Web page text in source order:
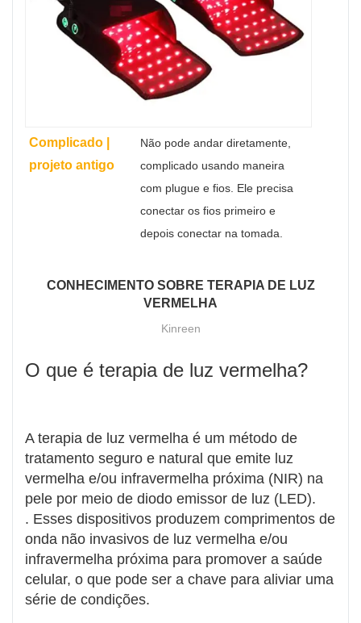
Complicado |
projeto antigo
Não pode andar diretamente,
complicado usando maneira
com plugue e fios. Ele precisa
conectar os fios primeiro e
depois conectar na tomada.
CONHECIMENTO SOBRE TERAPIA DE LUZ
VERMELHA
Kinreen
O que é terapia de luz vermelha?
A terapia de luz vermelha é um método de
tratamento seguro e natural que emite luz
vermelha e/ou infravermelha próxima (NIR) na
pele por meio de diodo emissor de luz (LED).
. Esses dispositivos produzem comprimentos de
onda não invasivos de luz vermelha e/ou
infravermelha próxima para promover a saúde
celular, o que pode ser a chave para aliviar uma
série de condições.